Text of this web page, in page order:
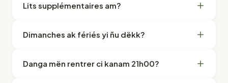
Lits supplémentaires am?
Dimanches ak fériés yi ñu dëkk?
Danga mën rentrer ci kanam 21h00?